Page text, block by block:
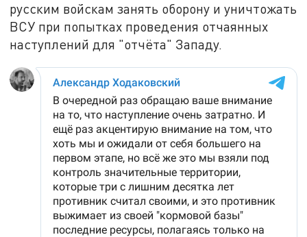
русским войскам занять оборону и уничтожать
ВСУ при попытках проведения отчаянных
наступлений для "отчёта" Западу.